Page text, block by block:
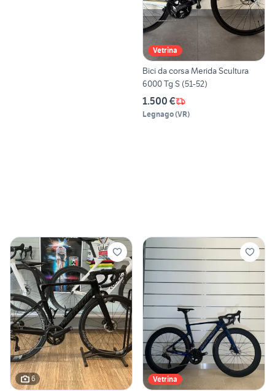
Vetrina
Bici da corsa Merida Scultura
6000 Tg S (51-52)
1.500 €
Legnago(VR)
6 Vetrina